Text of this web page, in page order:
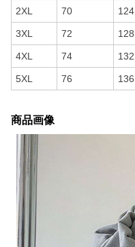
2XL 70 124
3XL 72 128
4XL 74 132
5XL 76 136
商品画像